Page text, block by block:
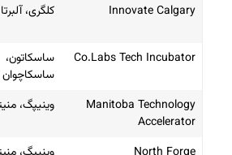
Innovate Calgary
کلگری، آلبرتا
Co.Labs Tech Incubator
ساسکاتون،
ساسکاچوان
Manitoba Technology
Accelerator
وینیپگ،